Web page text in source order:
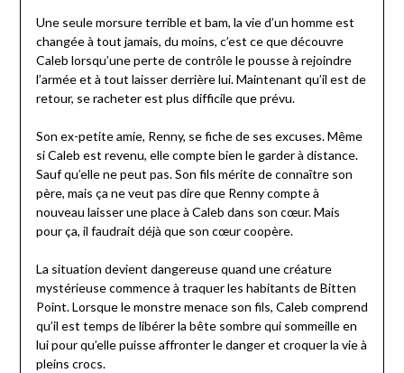
Une seule morsure terrible et bam, la vie d’un homme est
changée à tout jamais, du moins, c’est ce que découvre
Caleb lorsqu’une perte de contrôle le pousse à rejoindre
l’armée et à tout laisser derrière lui. Maintenant qu’il est de
retour, se racheter est plus difficile que prévu.
Son ex-petite amie, Renny, se fiche de ses excuses. Même
si Caleb est revenu, elle compte bien le garder à distance.
Sauf qu’elle ne peut pas. Son fils mérite de connaître son
père, mais ça ne veut pas dire que Renny compte à
nouveau laisser une place à Caleb dans son cœur. Mais
pour ça, il faudrait déjà que son cœur coopère.
La situation devient dangereuse quand une créature
mystérieuse commence à traquer les habitants de Bitten
Point. Lorsque le monstre menace son fils, Caleb comprend
qu’il est temps de libérer la bête sombre qui sommeille en
lui pour qu’elle puisse affronter le danger et croquer la vie à
pleins crocs.